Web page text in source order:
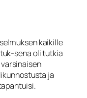
kaikille
sena oli tutkia
ja